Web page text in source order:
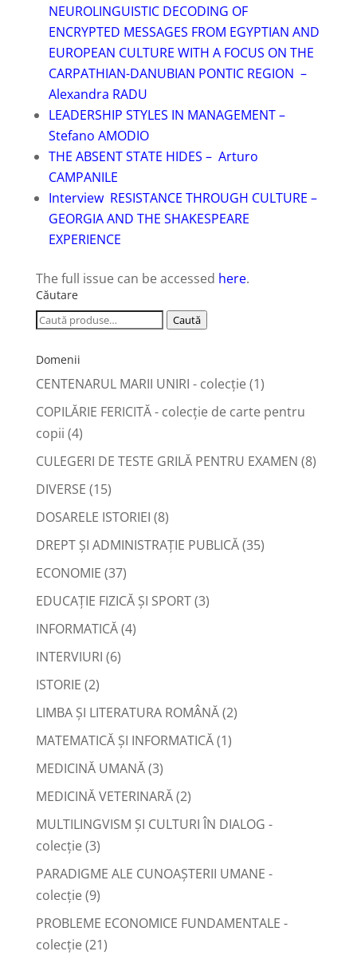
NEUROLINGUISTIC DECODING OF
ENCRYPTED MESSAGES FROM EGYPTIAN AND
EUROPEAN CULTURE WITH A FOCUS ON THE
CARPATHIAN-DANUBIAN PONTIC REGION –
Alexandra RADU
LEADERSHIP STYLES IN MANAGEMENT –
Stefano AMODIO
THE ABSENT STATE HIDES – Arturo
CAMPANILE
Interview RESISTANCE THROUGH CULTURE –
GEORGIA AND THE SHAKESPEARE
EXPERIENCE
The full issue can be accessed here.
Căutare
Caută
Caută
Domenii
CENTENARUL MARII UNIRI - colecție(1)
COPILĂRIE FERICITĂ - colecţie de carte pentru
copii (4)
CULEGERI DE TESTE GRILĂ PENTRU EXAMEN (8)
DIVERSE (15)
DOSARELE ISTORIEI (8)
DREPT ŞI ADMINISTRAŢIE PUBLICĂ(35)
ECONOMIE (37)
EDUCAŢIE FIZICĂ ŞI SPORT(3)
INFORMATICĂ(4)
INTERVIURI (6)
ISTORIE (2)
LIMBA ŞI LITERATURA ROMÂNĂ(2)
MATEMATICĂ ŞI INFORMATICĂ(1)
MEDICINĂ UMANĂ(3)
MEDICINĂ VETERINARĂ(2)
MULTILINGVISM ȘI CULTURI ÎN DIALOG -
colecție(3)
PARADIGME ALE CUNOAȘTERII UMANE -
colecție(9)
PROBLEME ECONOMICE FUNDAMENTALE -
colecție(21)